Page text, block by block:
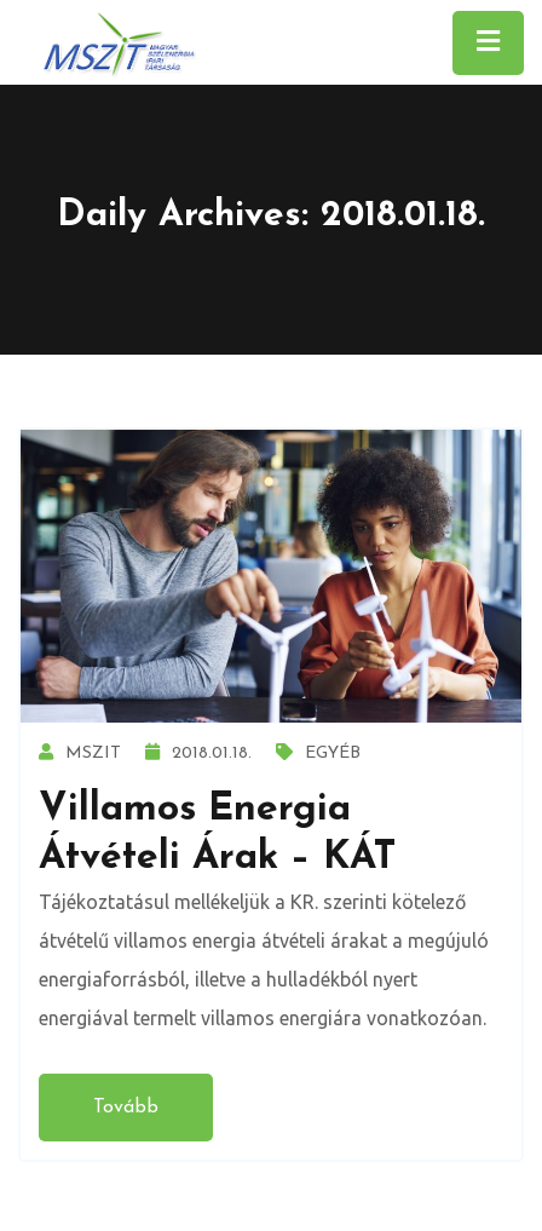
Daily Archives: 2018.01.18.
MSZIT 2018.01.18. EGYÉB
Villamos Energia
Átvételi Árak – KÁT
Tájékoztatásul mellékeljük a KR. szerinti kötelező
átvételű villamos energia átvételi árakat a megújuló
energiaforrásból, illetve a hulladékból nyert
energiával termelt villamos energiára vonatkozóan.
Tovább